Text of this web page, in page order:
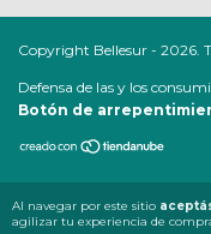
Al navegar por este sitio
agilizar tu experiencia de
Copyright Bellesur - 2026.
Defensa de las y los
Botón de